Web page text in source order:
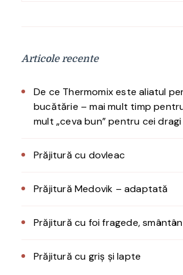
Articole recente
De ce Thermomix este aliatul
bucătărie – mai mult timp
mult „ceva bun” pentru cei dragi
Prăjitură cu dovleac
Prăjitură Medovik – adaptată
Prăjitură cu foi fragede,
Prăjitură cu griș și lapte